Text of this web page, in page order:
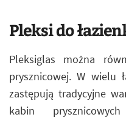
Pleksi do
Pleksiglas można
prysznicowej. W wielu
zastępują tradycyjne
kabin